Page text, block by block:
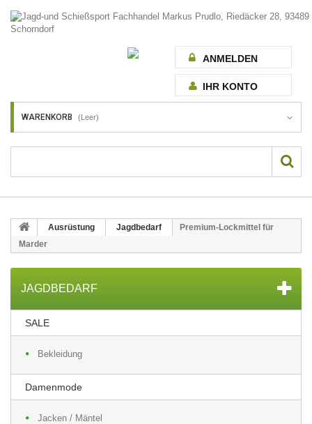
ANMELDEN
IHR KONTO
WARENKORB (Leer)
Ausrüstung Jagdbedarf
Premium-Lockmittel für
Marder
JAGDBEDARF
SALE
Bekleidung
Damenmode
Jacken / Mäntel